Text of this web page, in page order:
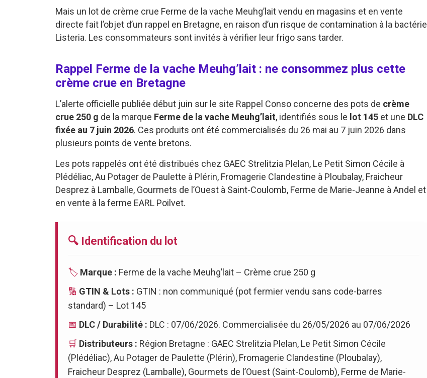
Mais un lot de crème crue Ferme de la vache Meuhg’lait vendu en magasins et en vente
directe fait l’objet d’un rappel en Bretagne, en raison d’un risque de contamination à la bactérie
Listeria. Les consommateurs sont invités à vérifier leur frigo sans tarder.
Rappel Ferme de la vache Meuhg’lait : ne consommez plus cette
crème crue en Bretagne
L’alerte officielle publiée début juin sur le site Rappel Conso concerne des pots de crème
crue 250 g de la marque Ferme de la vache Meuhg’lait, identifiés sous le lot 145 et une DLC
fixée au 7 juin 2026. Ces produits ont été commercialisés du 26 mai au 7 juin 2026 dans
plusieurs points de vente bretons.
Les pots rappelés ont été distribués chez GAEC Strelitzia Plelan, Le Petit Simon Cécile à
Plédéliac, Au Potager de Paulette à Plérin, Fromagerie Clandestine à Ploubalay, Fraicheur
Desprez à Lamballe, Gourmets de l’Ouest à Saint-Coulomb, Ferme de Marie-Jeanne à Andel et
en vente à la ferme EARL Poilvet.
🔍 Identification du lot
🏷️ Marque : Ferme de la vache Meuhg’lait – Crème crue 250 g
🔢 GTIN & Lots : GTIN : non communiqué (pot fermier vendu sans code-barres
standard) – Lot 145
📅 DLC / Durabilité : DLC : 07/06/2026. Commercialisée du 26/05/2026 au 07/06/2026
🛒 Distributeurs : Région Bretagne : GAEC Strelitzia Plelan, Le Petit Simon Cécile
(Plédéliac), Au Potager de Paulette (Plérin), Fromagerie Clandestine (Ploubalay),
Fraicheur Desprez (Lamballe), Gourmets de l’Ouest (Saint-Coulomb), Ferme de Marie-